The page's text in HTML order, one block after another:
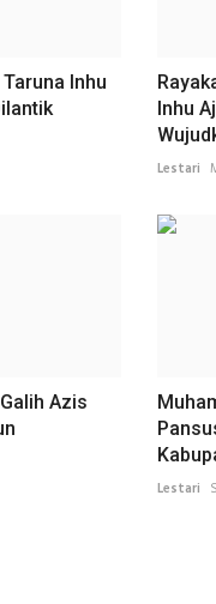
Inhu
Inhu
Lestari
Azis
Lestari